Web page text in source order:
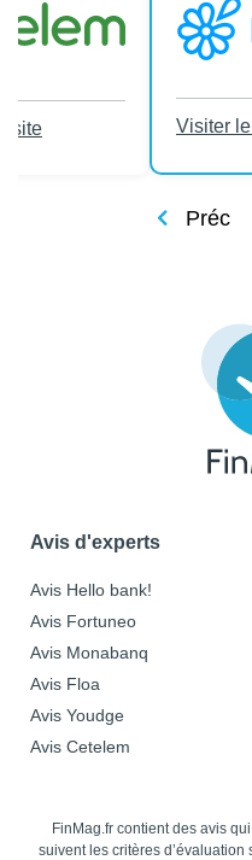
site Visiter
Préc
Avis d'experts
Avis Hello bank!
Avis Fortuneo
Avis Monabanq
Avis Floa
Avis Youdge
Avis Cetelem
FinMag.fr contient des avis
suivent les critères